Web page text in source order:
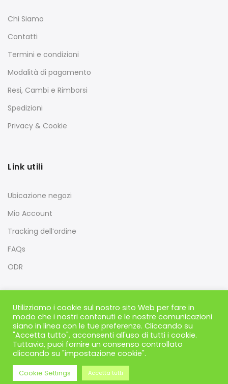
Chi Siamo
Contatti
Termini e condizioni
Modalità di pagamento
Resi, Cambi e Rimborsi
Spedizioni
Privacy & Cookie
Link utili
Ubicazione negozi
Mio Account
Tracking dell’ordine
FAQs
ODR
PharmaCBD - Carpe Diem italia di Schiavon Andrea - Via
Guizza Conselvana, 38a, 35125, Padova Copyright © 2018
PharmaCBD. Powered by
Utilizziamo i cookie sul nostro sito Web per fare in
modo che i nostri contenuti e le nostre comunicazioni
siano in linea con le tue preferenze. Cliccando su
"Accetta tutto", acconsenti all'uso di tutti i cookie.
Tuttavia, puoi fornire un consenso controllato
cliccando su "impostazione cookie".
Cookie Settings Accetta tutti